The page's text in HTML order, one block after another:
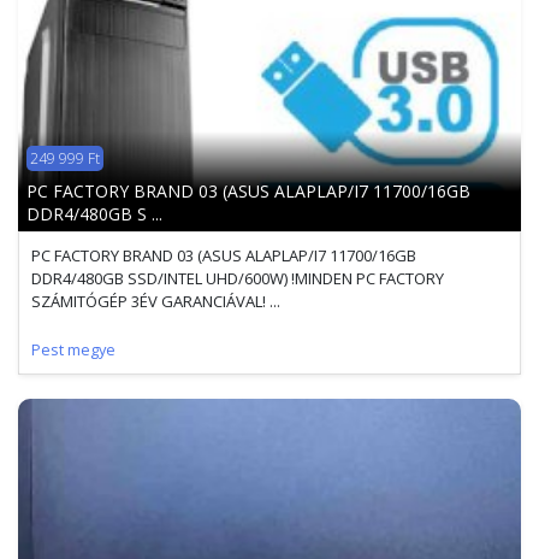
249 999 Ft
PC FACTORY BRAND 03 (ASUS ALAPLAP/I7 11700/16GB
DDR4/480GB S ...
PC FACTORY BRAND 03 (ASUS ALAPLAP/I7 11700/16GB
DDR4/480GB SSD/INTEL UHD/600W) !MINDEN PC FACTORY
SZÁMITÓGÉP 3ÉV GARANCIÁVAL! ...
Pest megye